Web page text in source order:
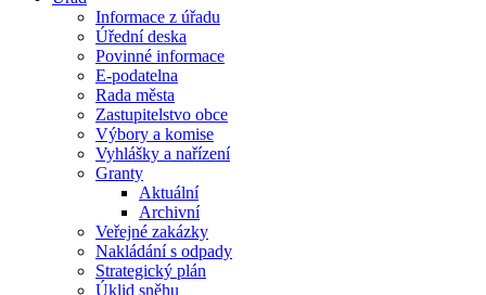
Informace z úřadu
Úřední deska
Povinné informace
E-podatelna
Rada města
Zastupitelstvo obce
Výbory a komise
Vyhlášky a nařízení
Granty
Aktuální
Archivní
Veřejné zakázky
Nakládání s odpady
Strategický plán
Úklid sněhu